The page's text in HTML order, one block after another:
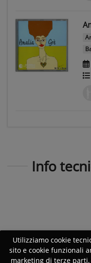
Info
Utilizziamo cookie
sito e cookie funzionali
marketing di terze